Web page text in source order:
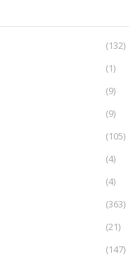
(132)
(1)
(9)
(9)
(105)
(4)
(4)
(363)
(21)
(147)